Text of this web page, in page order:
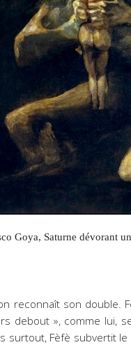
Goya, Saturne dévorant
reconnaît son double.
debout », comme lui,
surtout, Fèfè subvertit le